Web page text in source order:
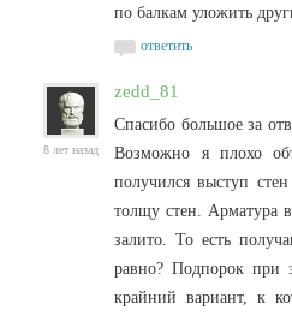
по балкам уложить
ответить
8 лет назад
zedd_81
Спасибо большое за
Возможно я плохо
получился выступ
толщу стен. Арматура
залито. То есть
равно? Подпорок при
крайний вариант, к